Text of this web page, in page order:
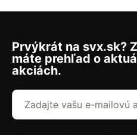
Prvýkrát na svx.sk?
máte prehľad o
akciách.